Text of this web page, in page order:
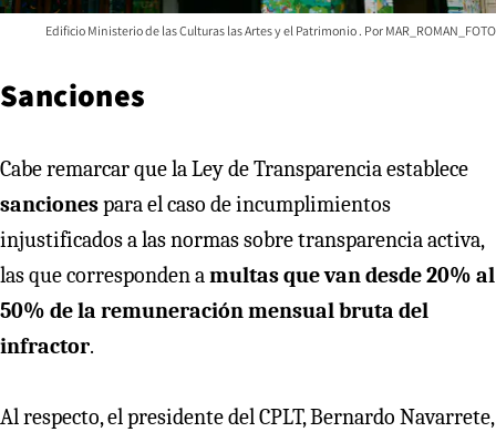
Edificio Ministerio de las Culturas las Artes y el Patrimonio MAR_ROMAN_FOTO
Sanciones
Cabe remarcar que la Ley de Transparencia establece
sancionespara el caso de incumplimientos
injustificados a las normas sobre transparencia activa,
las que corresponden amultas que van desde 20% al
50% de la remuneración mensual bruta del
infractor.
Al respecto, el presidente del CPLT, Bernardo Navarrete,